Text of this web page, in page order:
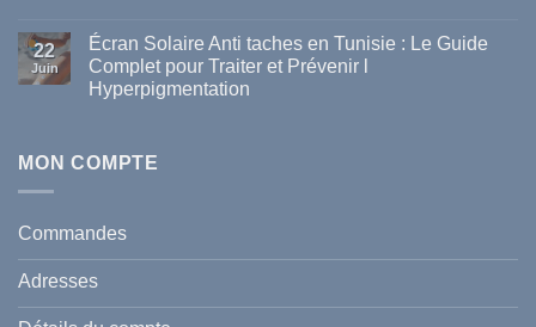
disponibles
en
Tunisie
sur
La
vague
de
comment
et
celle
de
votre
famille
durant
l’été
22
Juin
Écran Solaire Anti taches en Tunisie : Le Guide
Complet pour Traiter et Prévenir l
Hyperpigmentation
Écran
Solaire
Tunisie
Guide
MON COMPTE
Commandes
Adresses